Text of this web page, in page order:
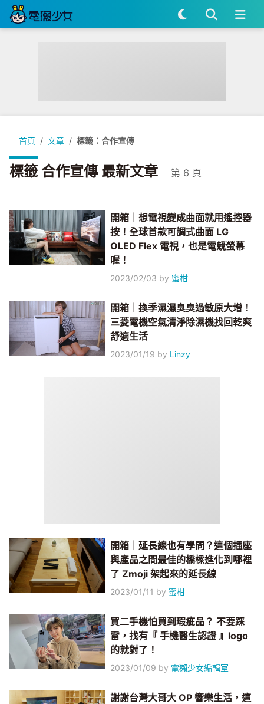
首頁 文章 標籤：合作宣傳
標籤 合作宣傳 最新文章 第 6 頁
開箱｜想電視變成曲面就用遙控器
按！全球首款可調式曲面 LG
OLED Flex 電視，也是電競螢幕
喔！
2023/02/03 by 蜜柑
開箱｜換季濕濕臭臭過敏原大增！
三菱電機空氣清淨除濕機找回乾爽
舒適生活
2023/01/19 by Linzy
開箱｜延長線也有學問？這個插座
與產品之間最佳的橋樑進化到哪裡
了 Zmoji 架起來的延長線
2023/01/11 by 蜜柑
買二手機怕買到瑕疵品？ 不要踩
雷，找有『 手機醫生認證 』logo
的就對了！
2023/01/09 by 電獺少女編輯室
謝謝台灣大哥大 OP 響樂生活，這